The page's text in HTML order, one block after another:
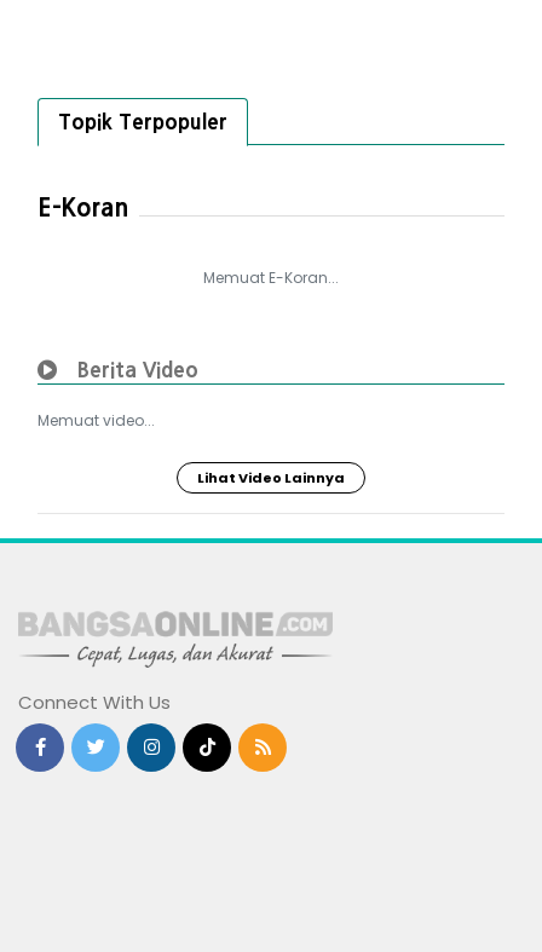
Topik Terpopuler
E-Koran
Memuat E-Koran...
Berita Video
Memuat video...
Lihat Video Lainnya
Connect With Us